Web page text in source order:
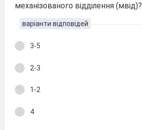
механізованого відділення (мвід)?
варіанти відповідей
3-5
2-3
1-2
4